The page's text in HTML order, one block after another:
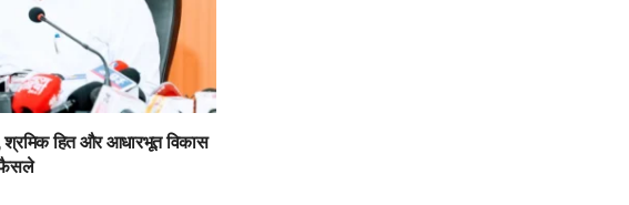
श्रमिक हित और आधारभूत विकास
फैसले